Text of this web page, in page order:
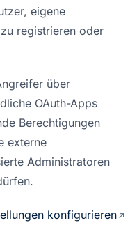
eigene
registrieren oder
über
OAuth-Apps
Berechtigungen
externe
Administratoren
konfigurieren